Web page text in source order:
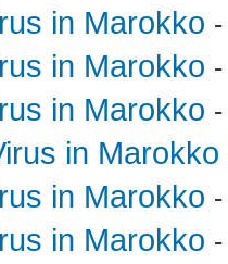
in Marokko
in Marokko
in Marokko
in Marokko
in Marokko
in Marokko